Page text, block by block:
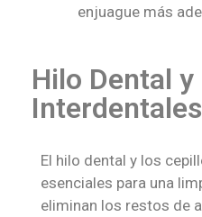
enjuague más
Hilo Dental
Interdentales
El hilo dental y los
esenciales para una
eliminan los restos de